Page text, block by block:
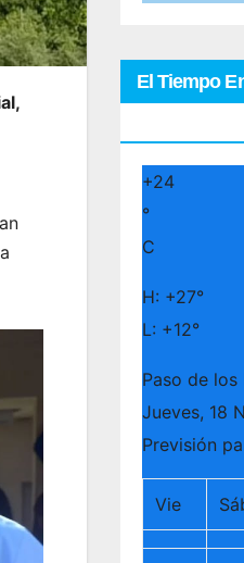
El Tiempo
+24
°
C
H: +27°
L: +12°
Paso de los
Jueves, 18
Previsión
Vie